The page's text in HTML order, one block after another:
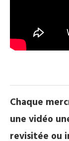
Chaque
une vidéo
revisitée ou